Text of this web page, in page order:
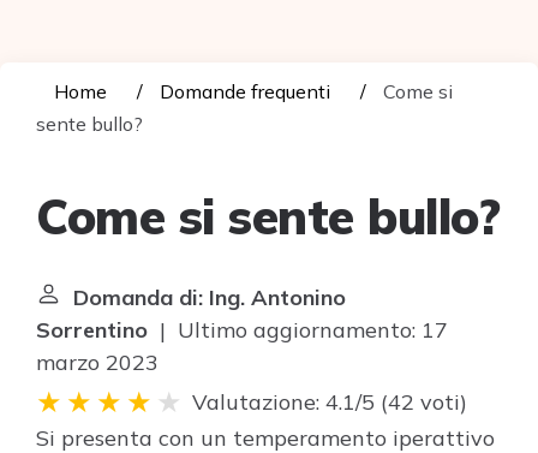
Home Domande frequenti
Come si
sente bullo?
Come si sente bullo?
Domanda di: Ing. Antonino
Sorrentino | Ultimo aggiornamento: 17
marzo 2023
Valutazione: 4.1/5 (42 voti)
Si presenta con un temperamento iperattivo